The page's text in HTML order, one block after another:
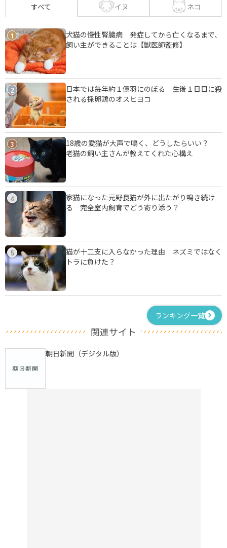
すべて イヌ ネコ
1
犬猫の慢性腎臓病 発症してから亡くなるまで、
飼い主ができることは【獣医師監修】
2
日本では毎年約１億羽にのぼる 生後１日目に殺
される採卵鶏のオスヒヨコ
3
18歳の愛猫が大声で鳴く、どうしたらいい？
老猫の飼い主さんが教えてくれた心構え
4
家猫になった元野良猫が外に出たがり鳴き続け
る 完全室内飼育でどう寄り添う？
5
猫が十二支に入らなかった理由 ネズミではなく
トラに負けた？
ランキング一覧
関連サイト
朝日新聞（デジタル版）